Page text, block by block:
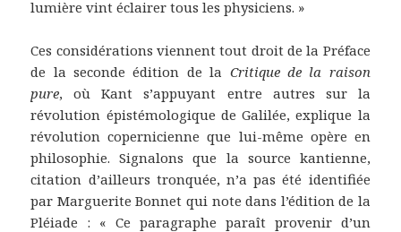
lumière vint éclairer tous les physiciens. »
Ces considérations viennent tout droit de la Préface
de la seconde édition de la Critique de la raison
pure, où Kant s’appuyant entre autres sur la
révolution épistémologique de Galilée, explique la
révolution copernicienne que lui-même opère en
philosophie. Signalons que la source kantienne,
citation d’ailleurs tronquée, n’a pas été identifiée
par Marguerite Bonnet qui note dans l’édition de la
Pléiade : « Ce paragraphe paraît provenir d’un